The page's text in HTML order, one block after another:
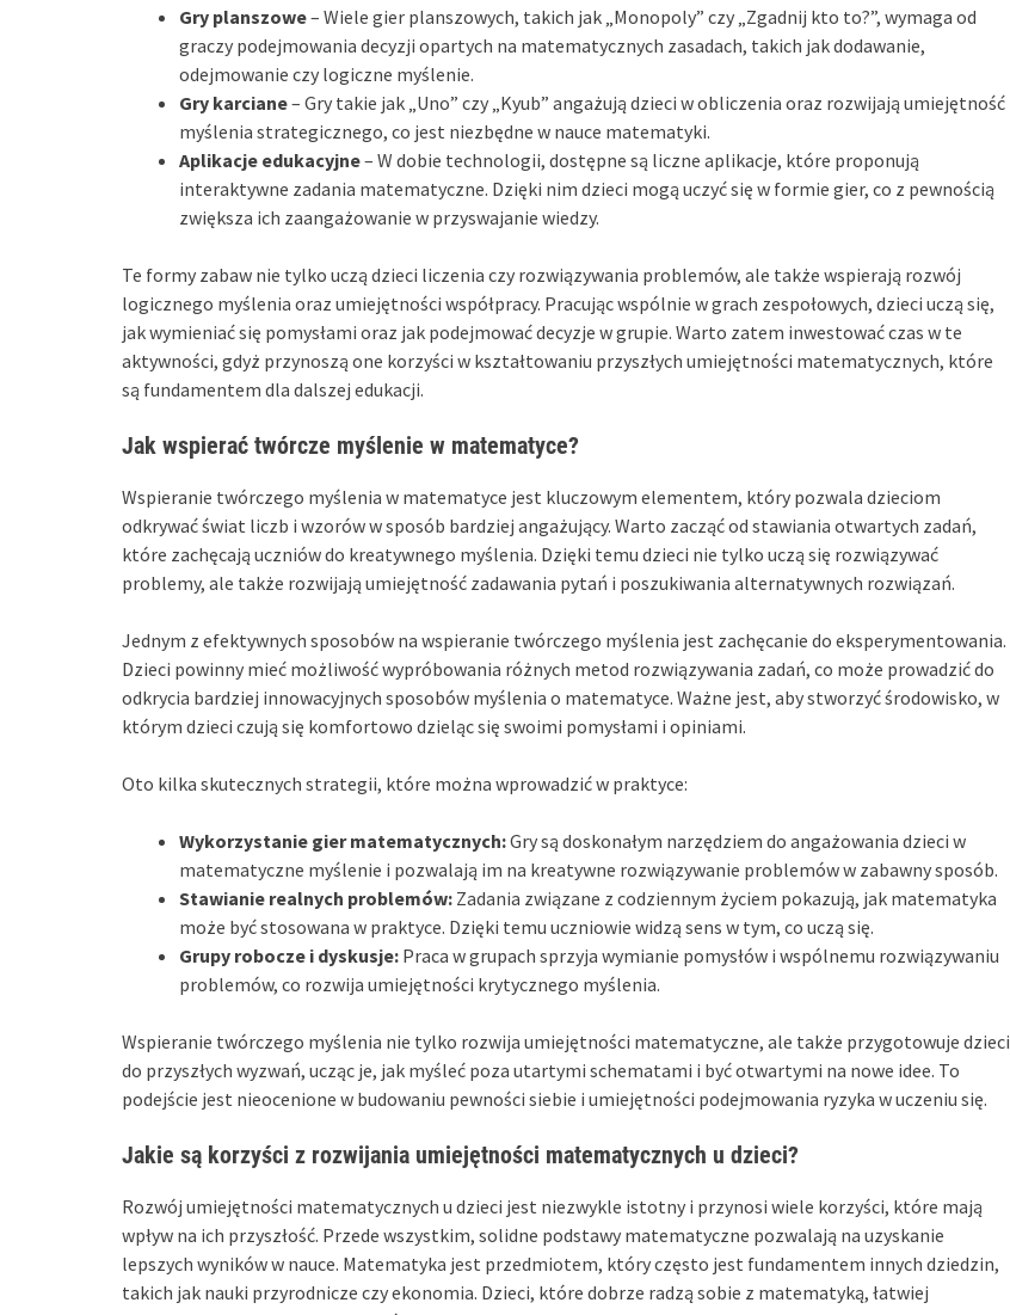
Gry planszowe– Wiele gier planszowych, takich jak „Monopoly” czy „Zgadnij kto to?”, wymaga od
graczy podejmowania decyzji opartych na matematycznych zasadach, takich jak dodawanie,
odejmowanie czy logiczne myślenie.
Gry karciane– Gry takie jak „Uno” czy „Kyub” angażują dzieci w obliczenia oraz rozwijają umiejętność
myślenia strategicznego, co jest niezbędne w nauce matematyki.
Aplikacje edukacyjne– W dobie technologii, dostępne są liczne aplikacje, które proponują
interaktywne zadania matematyczne. Dzięki nim dzieci mogą uczyć się w formie gier, co z pewnością
zwiększa ich zaangażowanie w przyswajanie wiedzy.
Te formy zabaw nie tylko uczą dzieci liczenia czy rozwiązywania problemów, ale także wspierają rozwój
logicznego myślenia oraz umiejętności współpracy. Pracując wspólnie w grach zespołowych, dzieci uczą się,
jak wymieniać się pomysłami oraz jak podejmować decyzje w grupie. Warto zatem inwestować czas w te
aktywności, gdyż przynoszą one korzyści w kształtowaniu przyszłych umiejętności matematycznych, które
są fundamentem dla dalszej edukacji.
Jak wspierać twórcze myślenie w matematyce?
Wspieranie twórczego myślenia w matematyce jest kluczowym elementem, który pozwala dzieciom
odkrywać świat liczb i wzorów w sposób bardziej angażujący. Warto zacząć od stawiania otwartych zadań,
które zachęcają uczniów do kreatywnego myślenia. Dzięki temu dzieci nie tylko uczą się rozwiązywać
problemy, ale także rozwijają umiejętność zadawania pytań i poszukiwania alternatywnych rozwiązań.
Jednym z efektywnych sposobów na wspieranie twórczego myślenia jest zachęcanie do eksperymentowania.
Dzieci powinny mieć możliwość wypróbowania różnych metod rozwiązywania zadań, co może prowadzić do
odkrycia bardziej innowacyjnych sposobów myślenia o matematyce. Ważne jest, aby stworzyć środowisko, w
którym dzieci czują się komfortowo dzieląc się swoimi pomysłami i opiniami.
Oto kilka skutecznych strategii, które można wprowadzić w praktyce:
Wykorzystanie gier matematycznych:Gry są doskonałym narzędziem do angażowania dzieci w
matematyczne myślenie i pozwalają im na kreatywne rozwiązywanie problemów w zabawny sposób.
Stawianie realnych problemów: Zadania związane z codziennym życiem pokazują, jak matematyka
może być stosowana w praktyce. Dzięki temu uczniowie widzą sens w tym, co uczą się.
Grupy robocze i dyskusje: Praca w grupach sprzyja wymianie pomysłów i wspólnemu rozwiązywaniu
problemów, co rozwija umiejętności krytycznego myślenia.
Wspieranie twórczego myślenia nie tylko rozwija umiejętności matematyczne, ale także przygotowuje dzieci
do przyszłych wyzwań, ucząc je, jak myśleć poza utartymi schematami i być otwartymi na nowe idee. To
podejście jest nieocenione w budowaniu pewności siebie i umiejętności podejmowania ryzyka w uczeniu się.
Jakie są korzyści z rozwijania umiejętności matematycznych u dzieci?
Rozwój umiejętności matematycznych u dzieci jest niezwykle istotny i przynosi wiele korzyści, które mają
wpływ na ich przyszłość. Przede wszystkim, solidne podstawy matematyczne pozwalają na uzyskanie
lepszych wyników w nauce. Matematyka jest przedmiotem, który często jest fundamentem innych dziedzin,
takich jak nauki przyrodnicze czy ekonomia. Dzieci, które dobrze radzą sobie z matematyką, łatwiej